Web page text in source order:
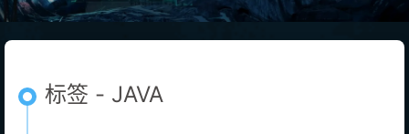
标签 - JAVA